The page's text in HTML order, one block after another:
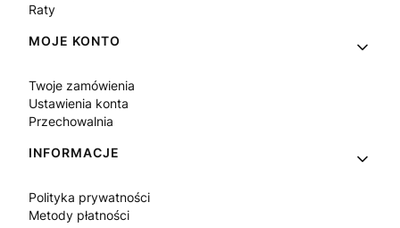
Raty
MOJE KONTO
Twoje zamówienia
Ustawienia konta
Przechowalnia
INFORMACJE
Polityka prywatności
Metody płatności